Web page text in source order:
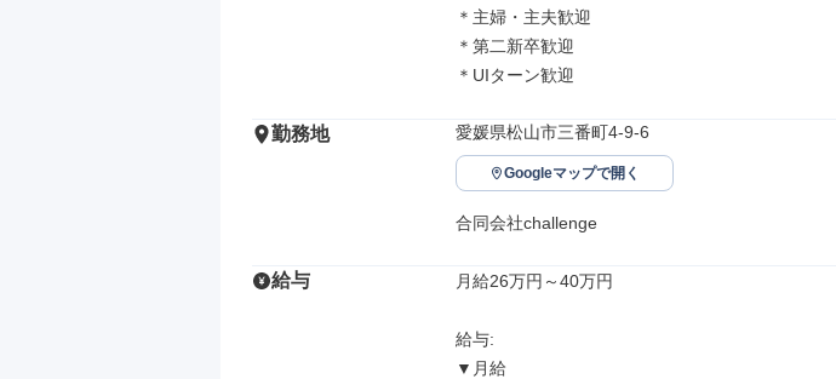
＊主婦・主夫歓迎
＊第二新卒歓迎
＊UIターン歓迎
勤務地 愛媛県松山市三番町4-9-6
Googleマップで開く
合同会社challenge
給与 月給26万円～40万円
給与:
▼月給